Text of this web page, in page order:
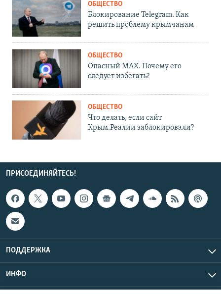
ОБЩЕСТВО
Блокирование Telegram. Как
решить проблему крымчанам
ОБЩЕСТВО
Опасный MAX. Почему его
следует избегать?
ОБЩЕСТВО
Что делать, если сайт
Крым.Реалии заблокировали?
ПРИСОЕДИНЯЙТЕСЬ!
ПОДДЕРЖКА
ИНФО